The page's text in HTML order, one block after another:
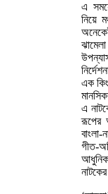
এ
নিয়ে
এক
এ
রূপের
বাংলা-
গীত-